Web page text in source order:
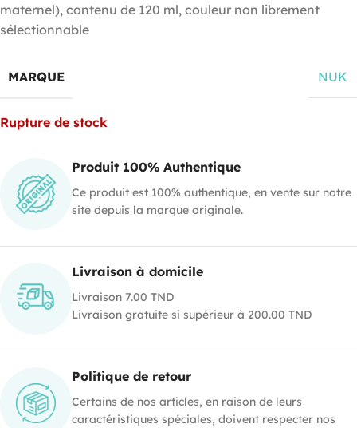
maternel), contenu de 120 ml, couleur non librement
sélectionnable
MARQUE NUK
Rupture de stock
Produit 100% Authentique
Ce produit est 100% authentique, en vente sur notre
site depuis la marque originale.
Livraison à domicile
Livraison 7.00 TND
Livraison gratuite si supérieur à 200.00 TND
Politique de retour
Certains de nos articles, en raison de leurs
caractéristiques spéciales, doivent respecter nos